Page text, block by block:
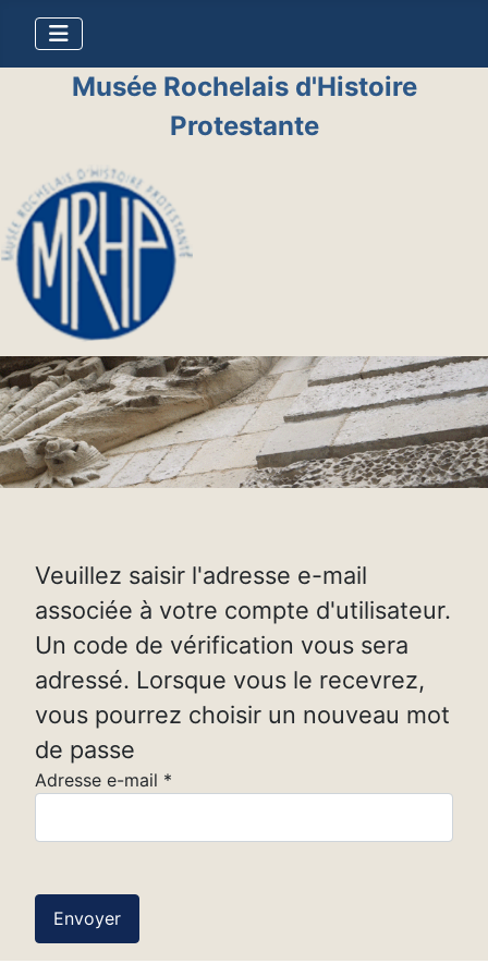
Musée Rochelais d'Histoire
Protestante
Veuillez saisir l'adresse e-mail
associée à votre compte d'utilisateur.
Un code de vérification vous sera
adressé. Lorsque vous le recevrez,
vous pourrez choisir un nouveau mot
de passe
Adresse e-mail *
Envoyer